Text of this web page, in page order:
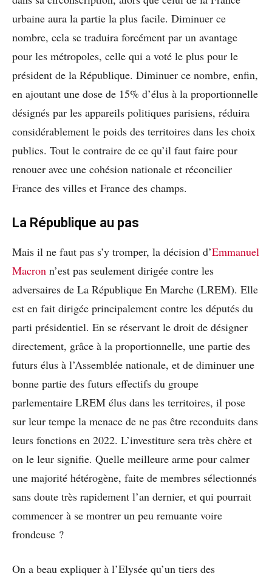
urbaine aura la partie la plus facile. Diminuer ce
nombre, cela se traduira forcément par un avantage
pour les métropoles, celle qui a voté le plus pour le
président de la République. Diminuer ce nombre, enfin,
en ajoutant une dose de 15% d’élus à la proportionnelle
désignés par les appareils politiques parisiens, réduira
considérablement le poids des territoires dans les choix
publics. Tout le contraire de ce qu’il faut faire pour
renouer avec une cohésion nationale et réconcilier
France des villes et France des champs.
La République au pas
Mais il ne faut pas s’y tromper, la décision d’Emmanuel
Macron n’est pas seulement dirigée contre les
adversaires de La République En Marche (LREM). Elle
est en fait dirigée principalement contre les députés du
parti présidentiel. En se réservant le droit de désigner
directement, grâce à la proportionnelle, une partie des
futurs élus à l’Assemblée nationale, et de diminuer une
bonne partie des futurs effectifs du groupe
parlementaire LREM élus dans les territoires, il pose
sur leur tempe la menace de ne pas être reconduits dans
leurs fonctions en 2022. L’investiture sera très chère et
on le leur signifie. Quelle meilleure arme pour calmer
une majorité hétérogène, faite de membres sélectionnés
sans doute très rapidement l’an dernier, et qui pourrait
commencer à se montrer un peu remuante voire
frondeuse ?
On a beau expliquer à l’Elysée qu’un tiers des